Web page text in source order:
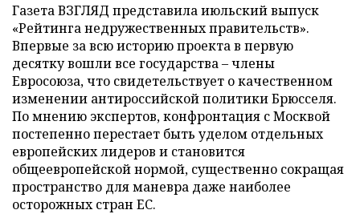
Газета ВЗГЛЯД представила июльский выпуск
«Рейтинга недружественных правительств».
Впервые за всю историю проекта в первую
десятку вошли все государства – члены
Евросоюза, что свидетельствует о качественном
изменении антироссийской политики Брюсселя.
По мнению экспертов, конфронтация с Москвой
постепенно перестает быть уделом отдельных
европейских лидеров и становится
общеевропейской нормой, существенно сокращая
пространство для маневра даже наиболее
осторожных стран ЕС.